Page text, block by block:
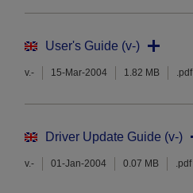
User's Guide (v-)
v.- 15-Mar-2004 1.82 MB .pdf
Driver Update Guide (v-)
v.- 01-Jan-2004 0.07 MB .pdf